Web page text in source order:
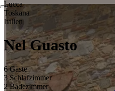
Lucca
Toskana
Italien
Nel Guasto
6 Gäste
3 Schlafzimmer
2 Badezimmer